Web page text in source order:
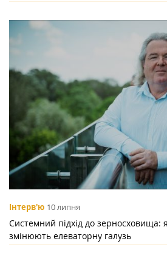
Інтерв'ю 10 липня
Системний підхід до зерносховища:
змінюють елеваторну галузь